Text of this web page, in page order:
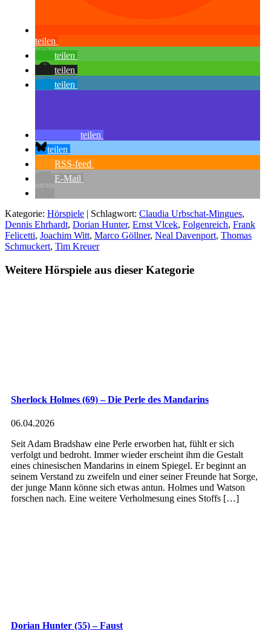
teilen
teilen
teilen
teilen
teilen
teilen
RSS-feed
E-Mail
Kategorie: Hörspiele | Schlagwort: Claudia Urbschat-Mingues,
Dennis Ehrhardt, Dorian Hunter, Ernst Vlcek, Folgenreich, Frank
Felicetti, Joachim Witt, Marco Göllner, Neal Davenport, Thomas
Schmuckert, Tim Kreuer
Weitere Hörspiele aus dieser Kategorie
Sherlock Holmes (69) – Die Perle des Mandarins
06.04.2026
Seit Adam Bradshaw eine Perle erworben hat, fühlt er sich
verfolgt und bedroht. Immer wieder erscheint ihm die Gestalt
eines chinesischen Mandarins in einem Spiegel. Er beginnt an
seinem Verstand zu zweifeln und einer seiner Freunde hat Sorge,
der junge Mann könne sich etwas antun. Holmes und Watson
forschen nach. Eine weitere Verholmesung eines Stoffs […]
Dorian Hunter (55) – Faust